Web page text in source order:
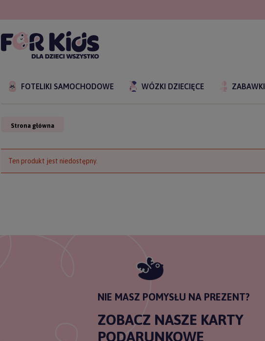
FOTELIKI SAMOCHODOWE WÓZKI DZIECIĘCE ZABAWKI
Strona główna
Ten produkt jest niedostępny.
NIE MASZ POMYSŁU NA PREZENT?
ZOBACZ NASZE KARTY
PODARUNKOWE